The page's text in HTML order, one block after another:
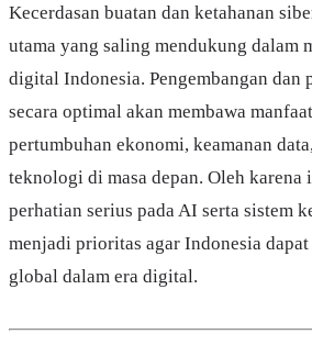
Kecerdasan buatan dan ketahanan
utama yang saling mendukung dalam
digital Indonesia. Pengembangan dan
secara optimal akan membawa
pertumbuhan ekonomi, keamanan
teknologi di masa depan. Oleh karena
perhatian serius pada AI serta sistem
menjadi prioritas agar Indonesia dapat
global dalam era digital.